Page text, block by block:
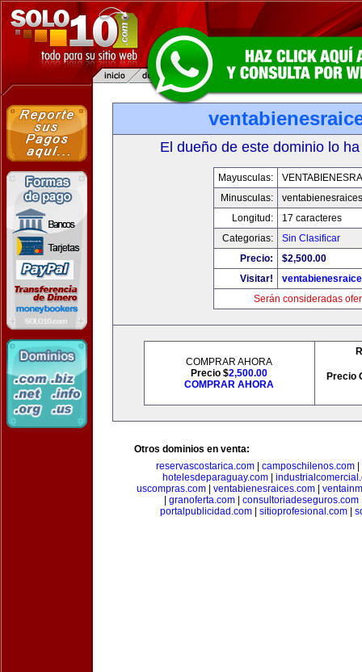
El dueño de este dominio lo
Mayusculas:
Minusculas:
Longitud:
17 caracteres
Categorias:
Sin Clasificar
Precio:
$2,500.00
Visitar!
Serán consideradas
COMPRAR AHORA
Precio $2,500.00
COMPRAR AHORA
Precio
Otros dominios en venta:
reservascostarica.com
camposchilenos.com
hotelesdeparaguay.com|
uscompras.com| ventabienesraices.com|
granoferta.com| consultoriadeseguros.com
portalpublicidad.com
sitioprofesional.com